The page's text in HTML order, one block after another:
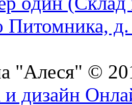
Питомника,
"Алеся" ©
и дизайн